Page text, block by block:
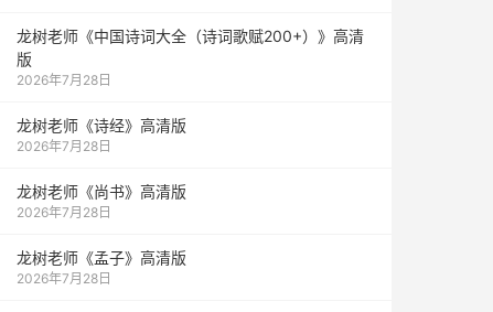
龙树老师《中国诗词大全（诗词歌赋200+）》高清
版
2026年7月28日
龙树老师《诗经》高清版
2026年7月28日
龙树老师《尚书》高清版
2026年7月28日
龙树老师《孟子》高清版
2026年7月28日